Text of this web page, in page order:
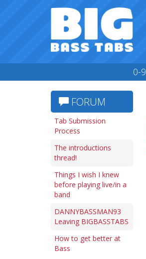
0-9
FORUM
Tab Submission
Process
The introductions
thread!
Things I wish I knew
before playing live/in a
band
DANNYBASSMAN93
Leaving BIGBASSTABS
How to get better at
Bass